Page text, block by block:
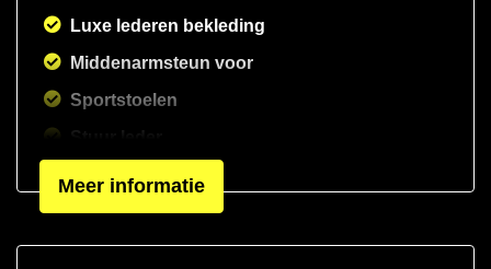
Luxe lederen bekleding
Middenarmsteun voor
Sportstoelen
Stuur leder
Stuurbekrachtiging
Voorstoelen verwarmd
Meer informatie